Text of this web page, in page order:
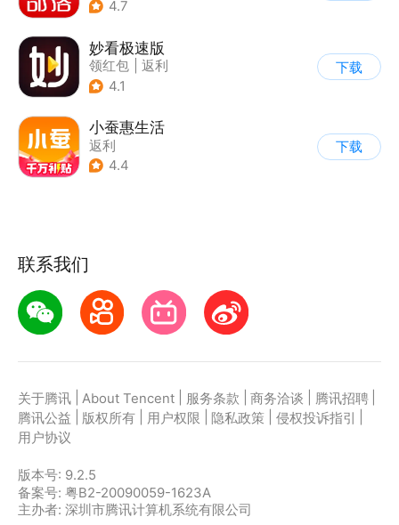
4.7
妙看极速版
领红包
返利
4.1
下载
小蚕惠生活
返利
4.4
下载
联系我们
关于腾讯 About Tencent 服务条款 商务洽谈 腾讯招聘
腾讯公益
版权所有 用户权限 隐私政策 侵权投诉指引
用户协议
版本号: 9.2.5
备案号: 粤B2-20090059-1623A
主办者: 深圳市腾讯计算机系统有限公司